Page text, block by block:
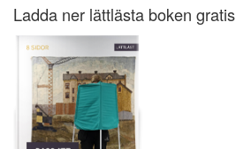
Ladda ner lättlästa boken gratis